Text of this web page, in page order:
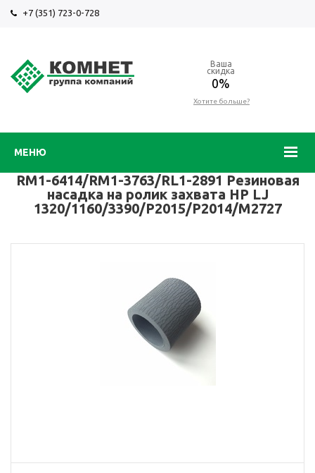
+7 (351) 723-0-728
МЕНЮ
Ваша
скидка
0%
Хотите больше?
RM1-6414/RM1-3763/RL1-2891 Резиновая
насадка на ролик захвата HP LJ
1320/1160/3390/P2015/P2014/M2727